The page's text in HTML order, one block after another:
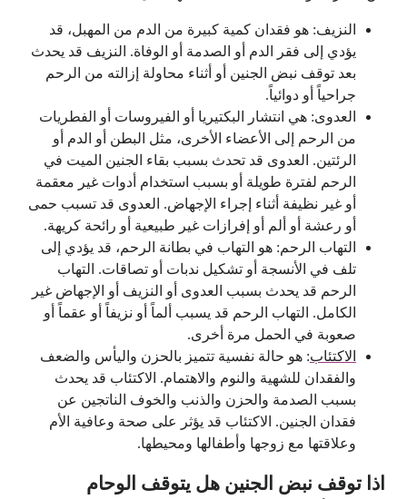
النزيف: هو فقدان كمية كبيرة من الدم من المهبل، قد
يؤدي إلى فقر الدم أو الصدمة أو الوفاة. النزيف قد يحدث
بعد توقف نبض الجنين أو أثناء محاولة إزالته من الرحم
جراحياً أو دوائياً.
العدوى: هي انتشار البكتيريا أو الفيروسات أو الفطريات
من الرحم إلى الأعضاء الأخرى، مثل البطن أو الدم أو
الرئتين. العدوى قد تحدث بسبب بقاء الجنين الميت في
الرحم لفترة طويلة أو بسبب استخدام أدوات غير معقمة
أو غير نظيفة أثناء إجراء الإجهاض. العدوى قد تسبب حمى
أو رعشة أو ألم أو إفرازات غير طبيعية أو رائحة كريهة.
التهاب الرحم: هو التهاب في بطانة الرحم، قد يؤدي إلى
تلف في الأنسجة أو تشكيل ندبات أو تصاقات. التهاب
الرحم قد يحدث بسبب العدوى أو النزيف أو الإجهاض غير
الكامل. التهاب الرحم قد يسبب ألماً أو نزيفاً أو عقماً أو
صعوبة في الحمل مرة أخرى.
الاكتئاب: هو حالة نفسية تتميز بالحزن واليأس والضعف
والفقدان للشهية والنوم والاهتمام. الاكتئاب قد يحدث
بسبب الصدمة والحزن والذنب والخوف الناتجين عن
فقدان الجنين. الاكتئاب قد يؤثر على صحة وعافية الأم
وعلاقتها مع زوجها وأطفالها ومحيطها.
اذا توقف نبض الجنين هل يتوقف الوحام